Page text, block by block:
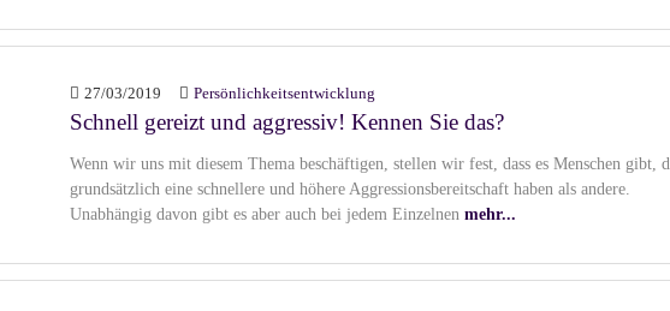
27/03/2019 Persönlichkeitsentwicklung
Schnell gereizt und aggressiv! Kennen Sie das?
Wenn wir uns mit diesem Thema beschäftigen, stellen wir fest, dass es Menschen gibt,
grundsätzlich eine schnellere und höhere Aggressionsbereitschaft haben als andere.
Unabhängig davon gibt es aber auch bei jedem Einzelnen mehr...